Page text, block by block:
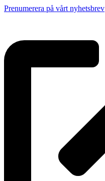
Prenumerera på vårt nyhetsbrev